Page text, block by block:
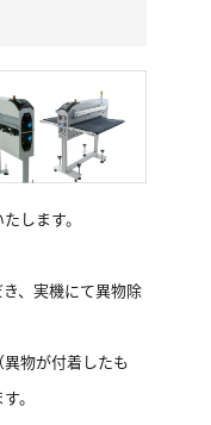
します。
、実機にて異物除
物が付着したも
。